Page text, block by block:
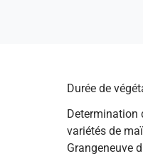
Durée de
Determination
variétés de
Grangeneuve